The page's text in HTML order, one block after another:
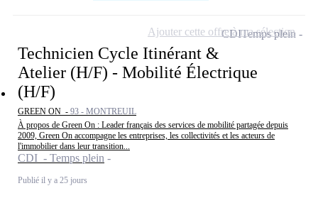
Technicien Cycle Itinérant &
Atelier (H/F) - Mobilité Électrique
(H/F)
GREEN ON - 93 - MONTREUIL
À propos de Green On : Leader français des services de mobilité partagée depuis
2009, Green On accompagne les entreprises, les collectivités et les acteurs de
l'immobilier dans leur transition...
CDI - Temps plein
Publié il y a 25 jours
CDITemps plein
Ajouter cette offre à ma sélection